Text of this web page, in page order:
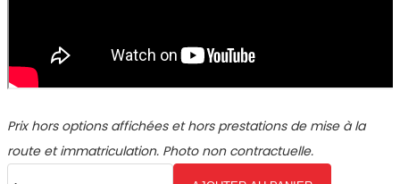
Prix hors options affichées et hors prestations de mise à la
route et immatriculation. Photo non contractuelle.